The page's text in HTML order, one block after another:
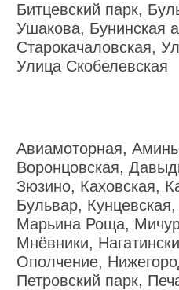
Битцевский парк,
Ушакова, Бунинская
Старокачаловская,
Улица Скобелевская
Авиамоторная,
Воронцовская,
Зюзино, Каховская,
Бульвар,
Марьина Роща,
Мнёвники,
Ополчение,
Петровский парк,